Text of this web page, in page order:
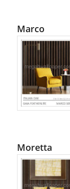
Marco
Moretta